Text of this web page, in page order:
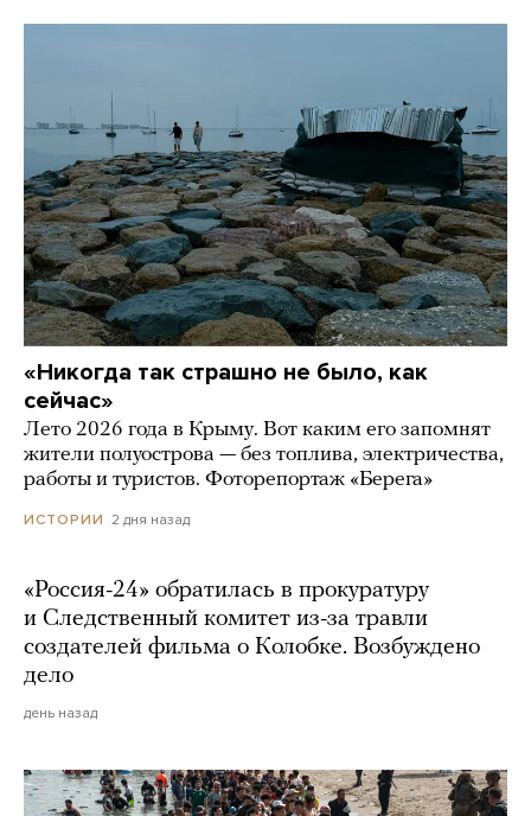
«Никогда так страшно не было, как
сейчас»
Лето 2026 года в Крыму. Вот каким его запомнят
жители полуострова — без топлива, электричества,
работы и туристов. Фоторепортаж «Берега»
ИСТОРИИ 2 дня назад
«Россия-24» обратилась в прокуратуру
и Следственный комитет из-за травли
создателей фильма о Колобке. Возбуждено
дело
день назад